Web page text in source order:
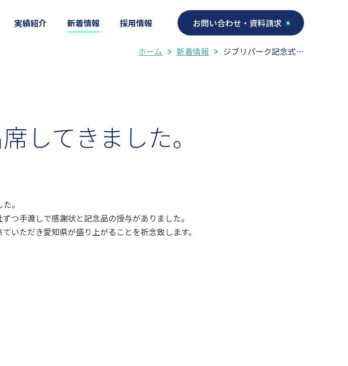
実績紹介 新着情報 採用情報 お問い合わせ・資料請求
ホーム 新着情報 ジブリパーク記念式…
してきました。
。
つ手渡しで感謝状と記念品の授与がありました。
いただき愛知県が盛り上がることを祈念致します。